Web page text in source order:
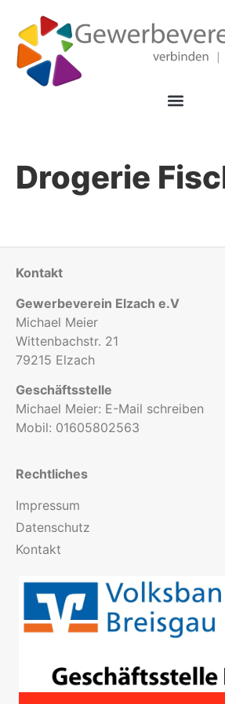
Drogerie
Kontakt
Gewerbeverein Elzach e.V
Michael Meier
Wittenbachstr. 21
79215 Elzach
Geschäftsstelle
Michael Meier: E-Mail schreiben
Mobil: 01605802563
Rechtliches
Impressum
Datenschutz
Kontakt